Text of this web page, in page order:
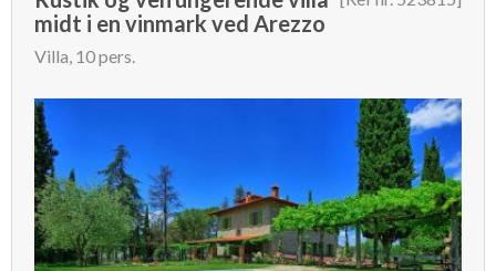
midt i en vinmark ved Arezzo
Villa, 10 pers.